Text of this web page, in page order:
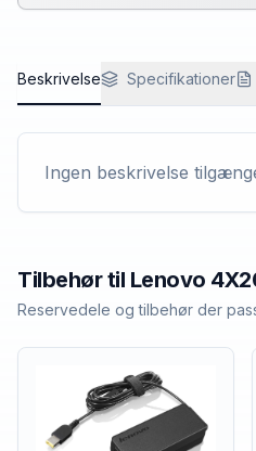
Beskrivelse Specifikationer
Ingen beskrivelse
Tilbehør til Lenovo
Reservedele og tilbehør der